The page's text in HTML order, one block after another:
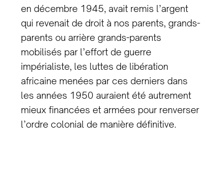
en décembre 1945, avait remis l’argent
qui revenait de droit à nos parents, grands-
parents ou arrière grands-parents
mobilisés par l’effort de guerre
impérialiste, les luttes de libération
africaine menées par ces derniers dans
les années 1950 auraient été autrement
mieux financées et armées pour renverser
l’ordre colonial de manière définitive.